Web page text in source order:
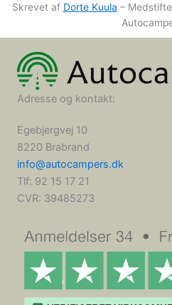
Skrevet af Dorte Kuula –
Adresse og kontakt:
Egebjergvej 10
8220 Brabrand
info@autocampers.dk
Tlf: 92 15 17 21
CVR: 39485273